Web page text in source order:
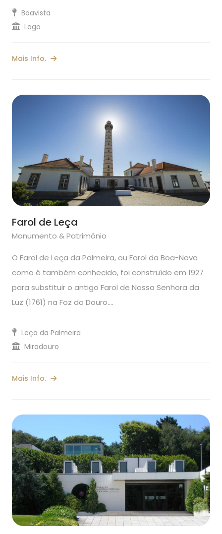
Boavista
Lago
Mais Info.
Farol de Leça
Monumento & Património
O Farol de Leça da Palmeira, ou Farol da Boa-Nova
como é também conhecido, foi construído em 1927
para substituir o antigo Farol de Nossa Senhora da
Luz (1761) na Foz do Douro.…
Leça da Palmeira
Miradouro
Mais Info.